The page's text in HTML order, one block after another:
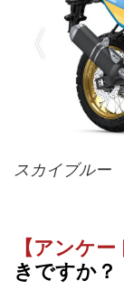
スカイブルー
【アンケー
きですか？